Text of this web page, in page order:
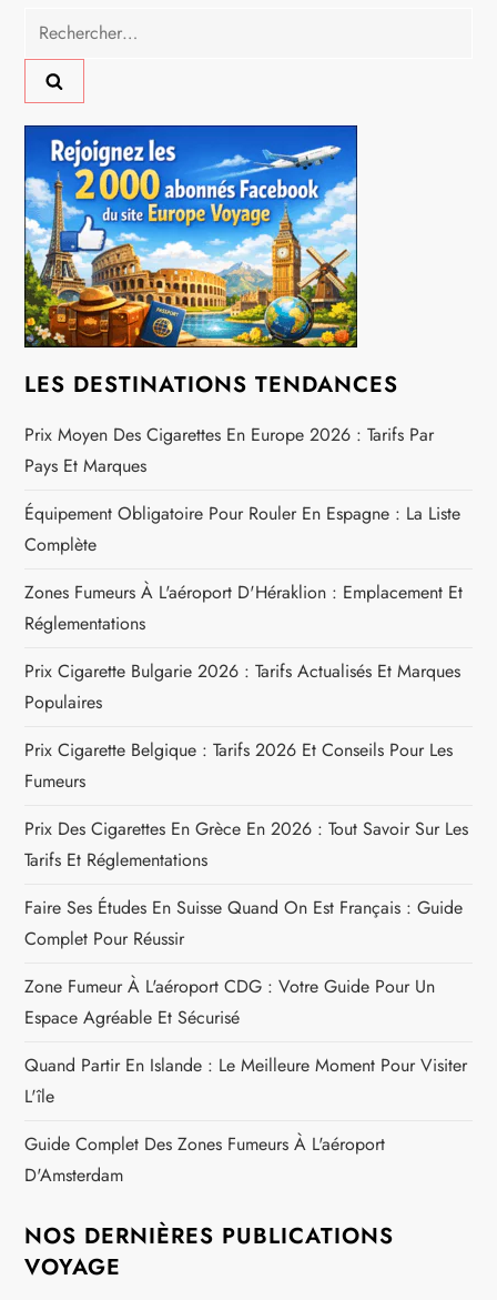
i
o
n
d
e
l
’
a
r
t
i
c
l
e
Rechercher :
LES DESTINATIONS TENDANCES
Prix Moyen Des Cigarettes En Europe 2026 : Tarifs Par
Pays Et Marques
Équipement Obligatoire Pour Rouler En Espagne : La Liste
Complète
Zones Fumeurs À L'aéroport D'Héraklion : Emplacement Et
Réglementations
Prix Cigarette Bulgarie 2026 : Tarifs Actualisés Et Marques
Populaires
Prix Cigarette Belgique : Tarifs 2026 Et Conseils Pour Les
Fumeurs
Prix Des Cigarettes En Grèce En 2026 : Tout Savoir Sur Les
Tarifs Et Réglementations
Faire Ses Études En Suisse Quand On Est Français : Guide
Complet Pour Réussir
Zone Fumeur À L'aéroport CDG : Votre Guide Pour Un
Espace Agréable Et Sécurisé
Quand Partir En Islande : Le Meilleure Moment Pour Visiter
L'île
Guide Complet Des Zones Fumeurs À L'aéroport
D'Amsterdam
NOS DERNIÈRES PUBLICATIONS
VOYAGE